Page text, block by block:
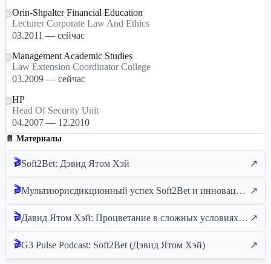
Orin-Shpalter Financial Education
Lecturer Corporate Law And Ethics
03.2011 — сейчас
Management Academic Studies
Law Extension Coordinator College
03.2009 — сейчас
HP
Head Of Security Unit
04.2007 — 12.2010
📄 Материалы
🎬Soft2Bet: Дэвид Ятом Хэй ↗
🎬 Мультиюрисдикционный успех Soft2Bet и инновации в области соответствия требованиям от Давида Ятома Хэйа | ICE London ↗
🎬 Давид Ятом Хэй: Процветание в сложных условиях индустрии и глубокое погружение в Soft2Bet ↗
🎬G3 Pulse Podcast: Soft2Bet (Дэвид Ятом Хэй) ↗